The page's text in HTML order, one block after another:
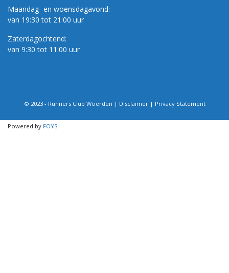
Maandag- en woensdagavond:
van 19:30 tot 21:00 uur
Zaterdagochtend:
van 9:30 tot 11:00 uur
© 2023 - Runners Club Woerden | Disclaimer| Privacy Statement
Powered by FOYS